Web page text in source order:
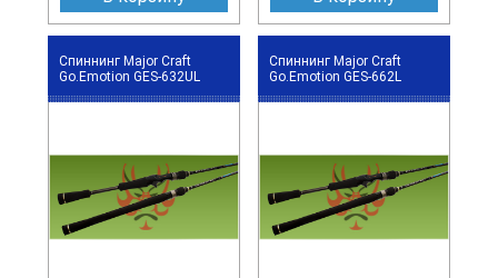
Спиннинг Major Craft
Go.Emotion GES-632UL
Спиннинг Major Craft
Go.Emotion GES-662L